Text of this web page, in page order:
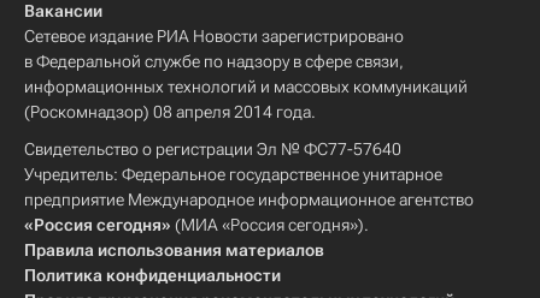
Вакансии
Сетевое издание РИА Новости зарегистрировано
в Федеральной службе по надзору в сфере связи,
информационных технологий и массовых коммуникаций
(Роскомнадзор) 08 апреля 2014 года.
Свидетельство о регистрации Эл № ФС77-57640
Учредитель: Федеральное государственное унитарное
предприятие Международное информационное агентство
«Россия сегодня» (МИА «Россия сегодня»).
Правила использования материалов
Политика конфиденциальности